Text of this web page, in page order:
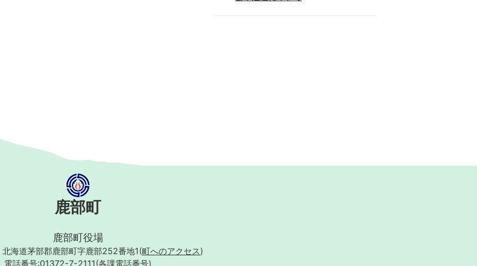
鹿部町
鹿部町役場
北海道茅部郡鹿部町字鹿部252番地1(町へのアクセス)
電話番号:01372-7-2111(各課電話番号)